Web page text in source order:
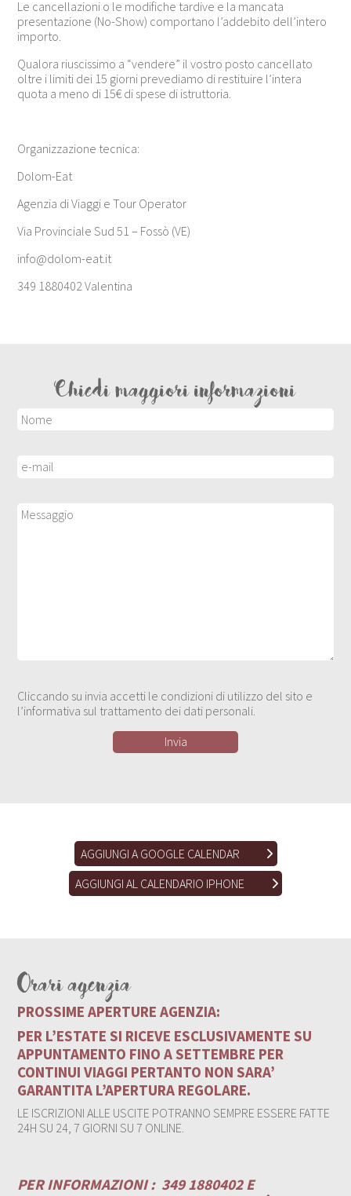
Le cancellazioni o le modifiche tardive e la mancata
presentazione (No-Show) comportano l’addebito dell’intero
importo.
Qualora riuscissimo a “vendere” il vostro posto cancellato
oltre i limiti dei 15 giorni prevediamo di restituire l’intera
quota a meno di 15€ di spese di istruttoria.
Organizzazione tecnica:
Dolom-Eat
Agenzia di Viaggi e Tour Operator
Via Provinciale Sud 51 – Fossò (VE)
info@dolom-eat.it
349 1880402 Valentina
Chiedi maggiori informazioni
Cliccando su invia accetti le condizioni di utilizzo del sito e
l’informativa sul trattamento dei dati personali.
AGGIUNGI A GOOGLE CALENDAR
AGGIUNGI AL CALENDARIO IPHONE
Orari agenzia
PROSSIME APERTURE AGENZIA:
PER L’ESTATE SI RICEVE ESCLUSIVAMENTE SU
APPUNTAMENTO FINO A SETTEMBRE PER
CONTINUI VIAGGI PERTANTO NON SARA’
GARANTITA L’APERTURA REGOLARE.
LE ISCRIZIONI ALLE USCITE POTRANNO SEMPRE ESSERE FATTE
24H SU 24, 7 GIORNI SU 7 ONLINE.
PER INFORMAZIONI : 349 1880402 E